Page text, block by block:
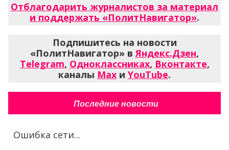
Отблагодарить журналистов за материал
и поддержать «ПолитНавигатор».
Подпишитесь на новости
«ПолитНавигатор» вЯндекс.Дзен,
Telegram, Одноклассниках, Вконтакте,
каналы Max и YouTube.
Последние новости
Ошибка сети...